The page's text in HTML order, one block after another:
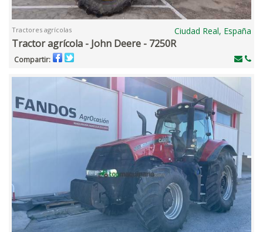
Tractores agrícolas Ciudad Real, España
Tractor agrícola - John Deere - 7250R
Compartir: